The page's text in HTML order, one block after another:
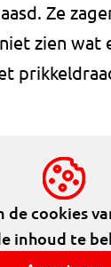
Ze
zien wat
de cookies
inhoud te